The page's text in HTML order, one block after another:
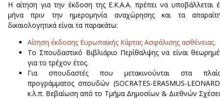
Η αίτηση για την έκδοση της Ε.Κ.Α.Α. πρέπει να υποβάλλεται
μήνα πριν την ημερομηνία αναχώρησης και τα
δικαιολογητικά είναι τα παρακάτω:
Αίτηση έκδοσης Ευρωπαϊκής Κάρτας Ασφάλισης ασθένειας.
Το Σπουδαστικό Βιβλιάριο Περίθαλψης να είναι
για το τρέχον έτος.
Για σπουδαστές που μετακινούνται στα
προγράμματος σπουδών (SOCRATES-ERASMUS-
κ.λ.π. Βεβαίωση από το Τμήμα Δημοσίων & Διεθνών